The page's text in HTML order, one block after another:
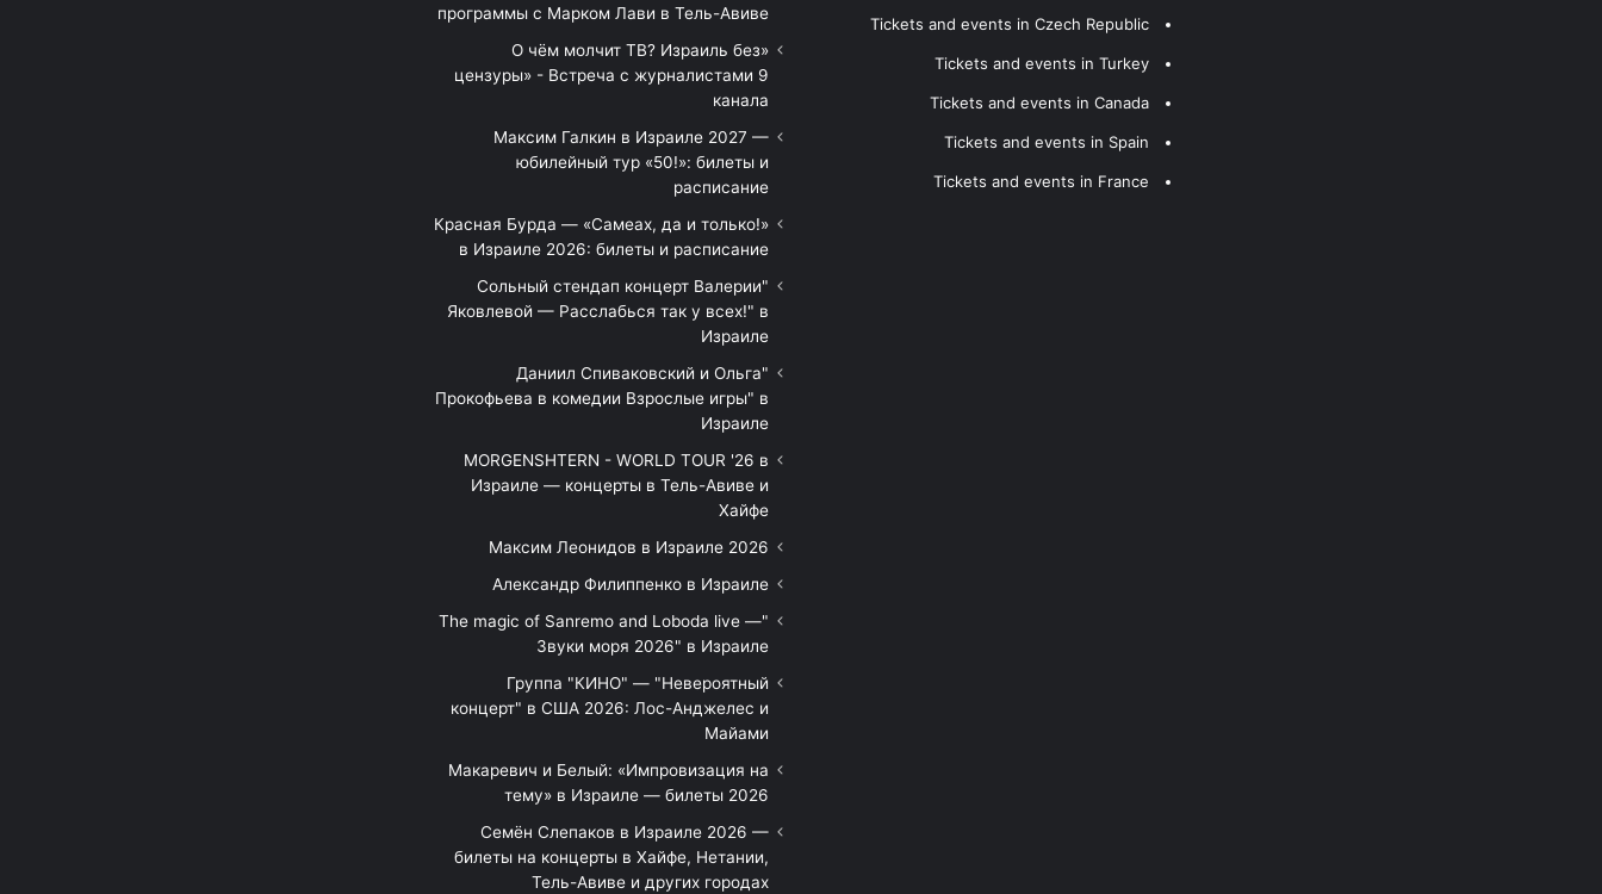
Tickets and events in Czech Republic
Tickets and events in Turkey
Tickets and events in Canada
Tickets and events in Spain
Tickets and events in France
программы с Марком Лави в Тель-Авиве
«О чём молчит ТВ? Израиль без
цензуры» - Встреча с журналистами 9
канала
Максим Галкин в Израиле 2027 —
юбилейный тур «50!»: билеты и
расписание
Красная Бурда — «Самеах, да и только!»
в Израиле 2026: билеты и расписание
"Сольный стендап концерт Валерии
Яковлевой — Расслабься так у всех!" в
Израиле
"Даниил Спиваковский и Ольга
Прокофьева в комедии Взрослые игры" в
Израиле
MORGENSHTERN - WORLD TOUR '26 в
Израиле — концерты в Тель-Авиве и
Хайфе
Максим Леонидов в Израиле 2026
Александр Филиппенко в Израиле
"The magic of Sanremo and Loboda live —
Звуки моря 2026" в Израиле
Группа "КИНО" — "Невероятный
концерт" в США 2026: Лос-Анджелес и
Майами
Макаревич и Белый: «Импровизация на
тему» в Израиле — билеты 2026
Семён Слепаков в Израиле 2026 —
билеты на концерты в Хайфе, Нетании,
Тель-Авиве и других городах